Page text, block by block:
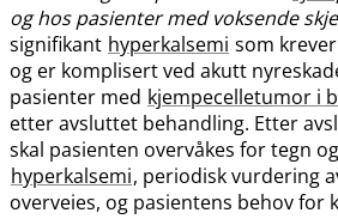
og hos pasienter med voksende
signifikant hyperkalsemi som
og er komplisert ved akutt
pasienter med kjempecelletumor i
etter avsluttet behandling. Etter
skal pasienten overvåkes for tegn
hyperkalsemi, periodisk vurdering
overveies, og pasientens behov for